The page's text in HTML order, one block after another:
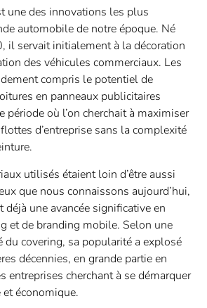
une des innovations les plus
automobile de notre époque. Né
il servait initialement à la décoration
des véhicules commerciaux. Les
compris le potentiel de
en panneaux publicitaires
période où l’on cherchait à maximiser
d’entreprise sans la complexité
utilisés étaient loin d’être aussi
que nous connaissons aujourd’hui,
une avancée significative en
et de branding mobile. Selon une
du covering, sa popularité a explosé
décennies, en grande partie en
entreprises cherchant à se démarquer
et économique.